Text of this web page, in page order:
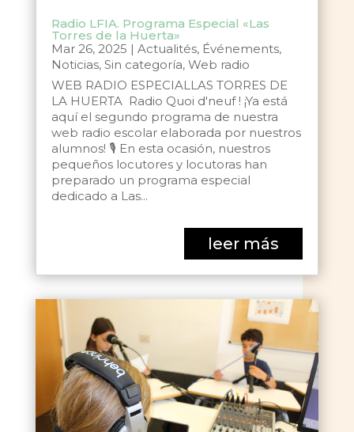
Radio LFIA. Programa Especial «Las
Torres de la Huerta»
Mar 26, 2025 | Actualités, Événements,
Noticias, Sin categoría, Web radio
WEB RADIO ESPECIALLAS TORRES DE
LA HUERTA Radio Quoi d'neuf ! ¡Ya está
aquí el segundo programa de nuestra
web radio escolar elaborada por nuestros
alumnos! 🎙️ En esta ocasión, nuestros
pequeños locutores y locutoras han
preparado un programa especial
dedicado a Las...
leer más